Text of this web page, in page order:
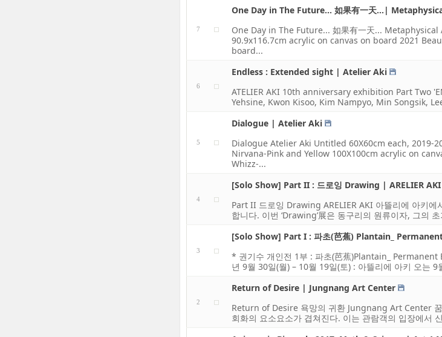
7
One Day in The Future... 如果有一天...|
One Day in The Future... 如果有一天...
90.9x116.7cm acrylic on canvas on board 2021
board...
6
Endless : Extended sight | Atelier Aki
ATELIER AKI 10th anniversary exhibition Part Two
Yehsine, Kwon Kisoo, Kim Nampyo, Min Songsik,
5
Dialogue | Atelier Aki
Dialogue Atelier Aki Untitled 60X60cm each, 2019-
Nirvana-Pink and Yellow 100X100cm acrylic on
Whizz-...
4
[Solo Show] Part II : 드로잉 Drawing | ARELIER AKI
Part II 드로잉 Drawing ARELIER AKI 아뜰리에 아키에
합니다. 이번 ‘Drawing’展은 동구리의 원류이자, 그의
3
[Solo Show] Part I : 파초(芭蕉) Plantain_
* 권기수 개인전 1부 : 파초(芭蕉)Plantain_
년 9월 30일(월) – 10월 19일(토) : 아뜰리에 아키 오는
2
Return of Desire | Jungnang Art Center
Return of Desire 욕망의 귀환 Jungnang Art Center
회화의 요소요소가 겹쳐진다. 이는 관람객의 입장에서